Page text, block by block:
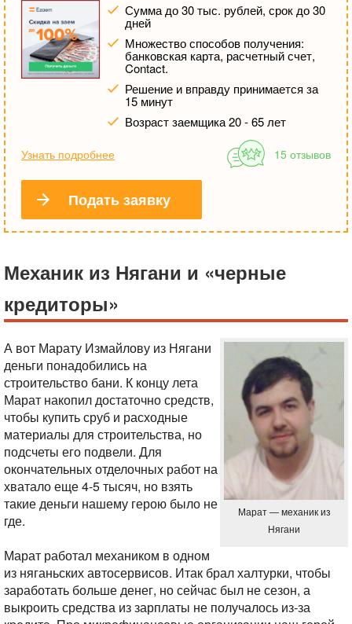
Сумма до 30 тыс. рублей, срок до 30
дней
Множество способов получения:
банковская карта, расчетный счет,
Contact.
Решение и вправду принимается за
15 минут
Возраст заемщика 20 - 65 лет
Узнать подробнее 15 отзывов
Подать заявку
Механик из Нягани и «черные
кредиторы»
Марат — механик из
Нягани
А вот Марату Измайлову из Нягани
деньги понадобились на
строительство бани. К концу лета
Марат накопил достаточно средств,
чтобы купить сруб и расходные
материалы для строительства, но
подсчеты его подвели. Для
окончательных отделочных работ на
хватало еще 4-5 тысяч, но взять
такие деньги нашему герою было не
где.
Марат работал механиком в одном
из няганьских автосервисов. Итак брал халтурки, чтобы
заработать больше денег, но сейчас был не сезон, а
выкроить средства из зарплаты не получалось из-за